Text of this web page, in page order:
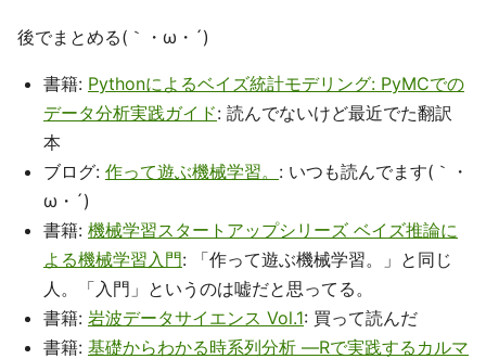
後でまとめる(｀・ω・´)
書籍: Pythonによるベイズ統計モデリング: PyMCでの
データ分析実践ガイド: 読んでないけど最近でた翻訳
本
ブログ: 作って遊ぶ機械学習。 : いつも読んでます(｀・
ω・´)
書籍: 機械学習スタートアップシリーズ ベイズ推論に
よる機械学習入門: 「作って遊ぶ機械学習。」と同じ
人。「入門」というのは嘘だと思ってる。
書籍: 岩波データサイエンス Vol.1: 買って読んだ
書籍: 基礎からわかる時系列分析 ―Rで実践するカルマ